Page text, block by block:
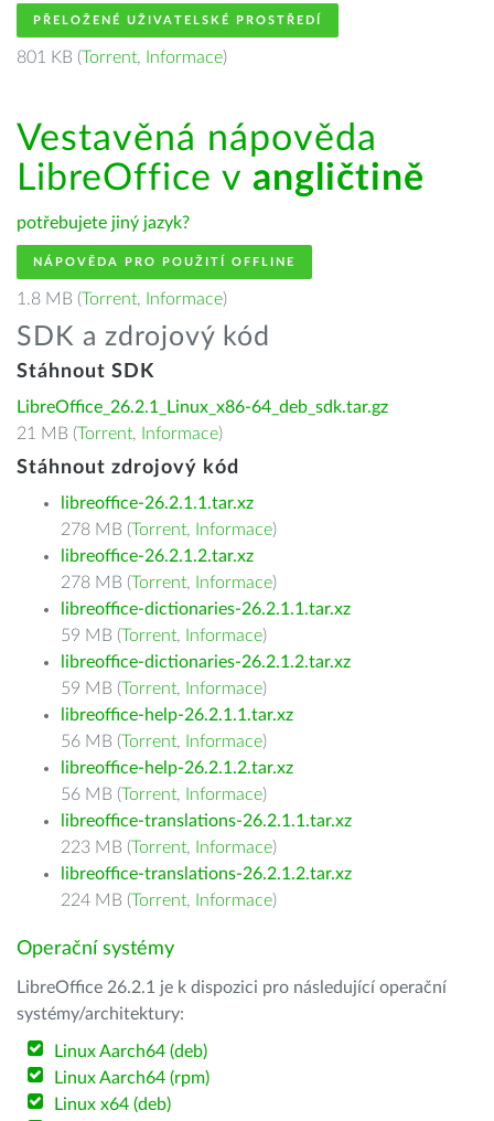
PŘELOŽENÉ UŽIVATELSKÉ PROSTŘEDÍ
801 KB (Torrent, Informace)
Vestavěná nápověda
LibreOffice v angličtině
potřebujete jiný jazyk?
NÁPOVĚDA PRO POUŽITÍ OFFLINE
1.8 MB (Torrent, Informace)
SDK a zdrojový kód
Stáhnout SDK
LibreOffice_26.2.1_Linux_x86-64_deb_sdk.tar.gz
21 MB (Torrent, Informace)
Stáhnout zdrojový kód
libreoffice-26.2.1.1.tar.xz
278 MB (Torrent, Informace)
libreoffice-26.2.1.2.tar.xz
278 MB (Torrent, Informace)
libreoffice-dictionaries-26.2.1.1.tar.xz
59 MB (Torrent, Informace)
libreoffice-dictionaries-26.2.1.2.tar.xz
59 MB (Torrent, Informace)
libreoffice-help-26.2.1.1.tar.xz
56 MB (Torrent, Informace)
libreoffice-help-26.2.1.2.tar.xz
56 MB (Torrent, Informace)
libreoffice-translations-26.2.1.1.tar.xz
223 MB (Torrent, Informace)
libreoffice-translations-26.2.1.2.tar.xz
224 MB (Torrent, Informace)
Operační systémy
LibreOffice 26.2.1 je k dispozici pro následující operační
systémy/architektury:
Linux Aarch64 (deb)
Linux Aarch64 (rpm)
Linux x64 (deb)